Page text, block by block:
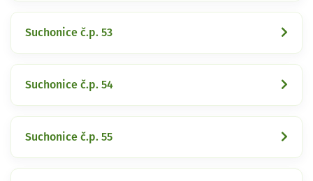
Suchonice č.p. 53
Suchonice č.p. 54
Suchonice č.p. 55